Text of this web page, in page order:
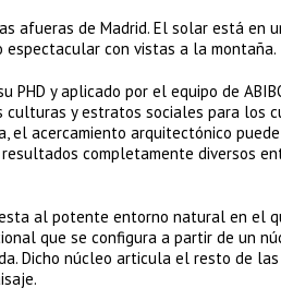
afueras de Madrid. El solar está en
con vistas a la montaña.
y aplicado por el equipo de
y estratos sociales para los
acercamiento arquitectónico puede
completamente diversos
al potente entorno natural en el
que se configura a partir de un
Dicho núcleo articula el resto de